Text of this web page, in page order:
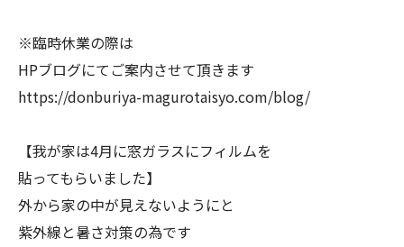
※臨時休業の際は
HPブログにてご案内させて頂きます
https://donburiya-magurotaisyo.com/blog/
【我が家は4月に窓ガラスにフィルムを
貼ってもらいました】
外から家の中が見えないようにと
紫外線と暑さ対策の為です